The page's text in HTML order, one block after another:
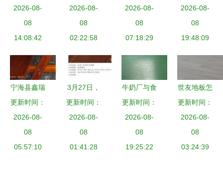
板的选择
康莱环保材
料的诚信与
2026-08-
08
14:08:42
然空间的设
计妙用
2026-08-
08
02:22:58
贴图免费下
载指南 ──
为
设计注入自
然温度
2026-08-
08
07:18:29
品质运动木
地板实景图
片与工厂探
2026-08-
08
19:48:09
宁海县鑫瑞
木制品厂地
板加盟连锁
携手全球加
盟网，开启
更新时间：
2026-08-
08
05:57:10
3月27日，
直奔富得利
地板工厂
淘遍千款欧
美精品木地
更新时间：
2026-08-
08
01:41:28
牛奶厂与食
品厂专用的
抗菌PVC地
板 木地板
替代方案详
更新时间：
2026-08-
08
19:25:22
世友地板怎
么样 产品
品质深度解
析
更新时间：
2026-08-
08
03:24:39